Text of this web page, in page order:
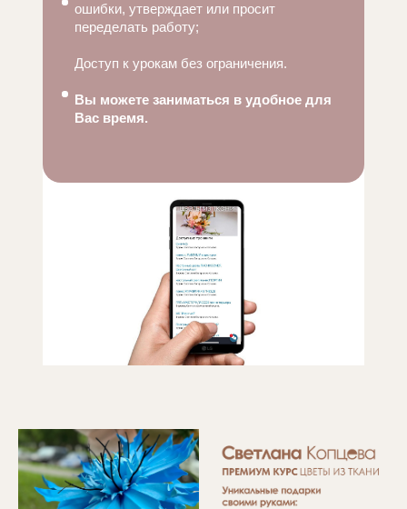
ошибки, утверждает или просит
переделать работу;
Доступ к урокам без ограничения.
Вы можете заниматься в удобное для
Вас время.